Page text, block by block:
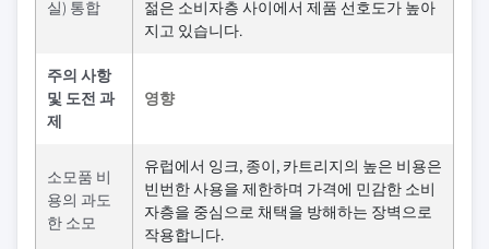
실) 통합
젊은 소비자층 사이에서 제품 선호도가 높아
지고 있습니다.
주의 사항
및 도전 과
제
영향
소모품 비
용의 과도
한 소모
유럽에서 잉크, 종이, 카트리지의 높은 비용은
빈번한 사용을 제한하며 가격에 민감한 소비
자층을 중심으로 채택을 방해하는 장벽으로
작용합니다.